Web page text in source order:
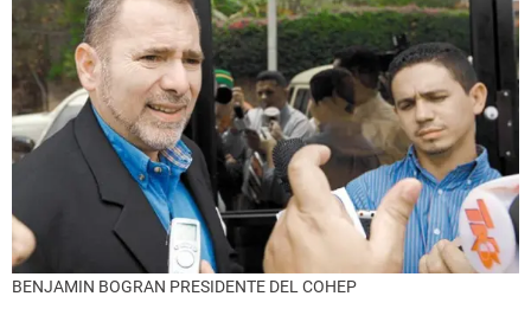
BENJAMIN BOGRAN PRESIDENTE DEL COHEP